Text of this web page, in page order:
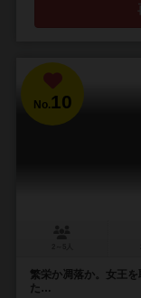
No. 10
繁栄か凋落か。女王
た…